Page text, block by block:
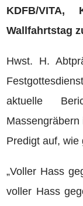
KDFB/
Wallfahrtstag
Hwst. H.
aktuelle
Predigt auf, wie
„Voller Hass
voller Hass